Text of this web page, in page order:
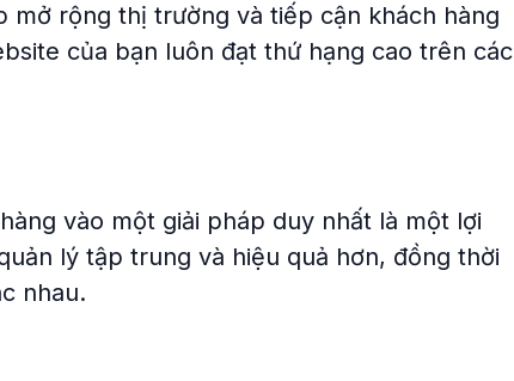
mở rộng thị trường và tiếp cận khách hàng
của bạn luôn đạt thứ hạng cao trên các
vào một giải pháp duy nhất là một lợi
lý tập trung và hiệu quả hơn, đồng thời
nhau.